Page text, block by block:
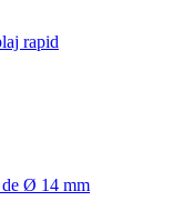
rapid
de Ø 14 mm